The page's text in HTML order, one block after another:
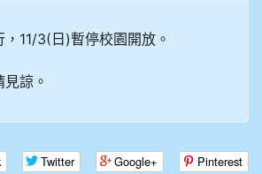
11/3(日)暫停校園開放。
諒。
Twitter Google+ Pinterest